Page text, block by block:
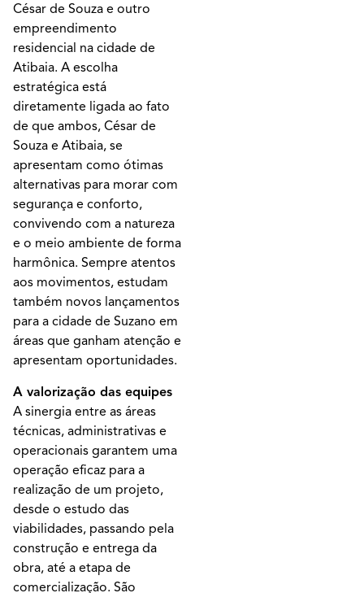
César de Souza e outro
empreendimento
residencial na cidade de
Atibaia. A escolha
estratégica está
diretamente ligada ao fato
de que ambos, César de
Souza e Atibaia, se
apresentam como ótimas
alternativas para morar com
segurança e conforto,
convivendo com a natureza
e o meio ambiente de forma
harmônica. Sempre atentos
aos movimentos, estudam
também novos lançamentos
para a cidade de Suzano em
áreas que ganham atenção e
apresentam oportunidades.
A valorização das equipes
A sinergia entre as áreas
técnicas, administrativas e
operacionais garantem uma
operação eficaz para a
realização de um projeto,
desde o estudo das
viabilidades, passando pela
construção e entrega da
obra, até a etapa de
comercialização. São